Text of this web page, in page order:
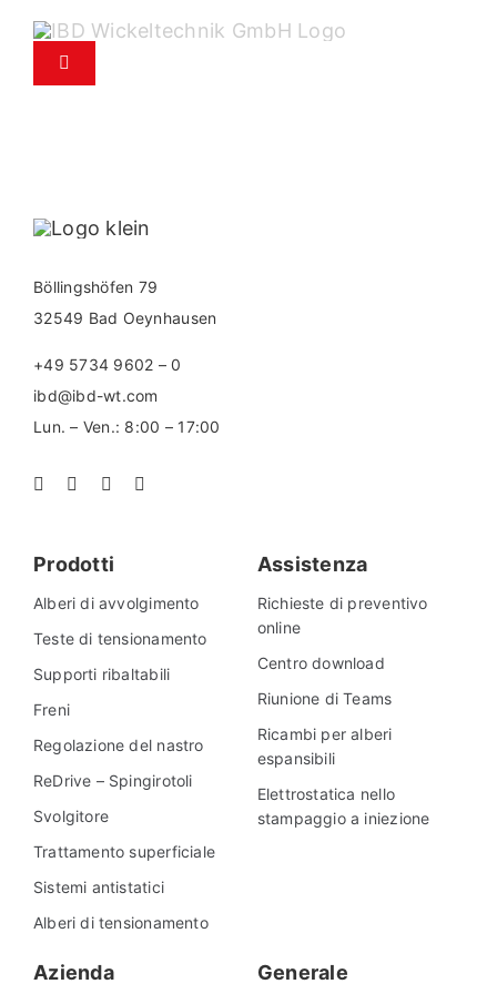
contenutoAttiva/Disattiva
News
Italiano
Böllingshöfen 79
32549 Bad Oeynhausen
+49 5734 9602 – 0
ibd@ibd-wt.com
Lun. – Ven.: 8:00 – 17:00
Prodotti
Alberi di avvolgimento
Teste di tensionamento
Supporti ribaltabili
Freni
Regolazione del nastro
ReDrive – Spingirotoli
Svolgitore
Trattamento superficiale
Sistemi antistatici
Alberi di tensionamento
Assistenza
Richieste di preventivo
online
Centro download
Riunione di Teams
Ricambi per alberi
espansibili
Elettrostatica nello
stampaggio a iniezione
Azienda Generale